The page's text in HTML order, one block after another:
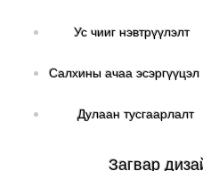
Ус чииг
Салхины ачаа
Дулаан
Загвар